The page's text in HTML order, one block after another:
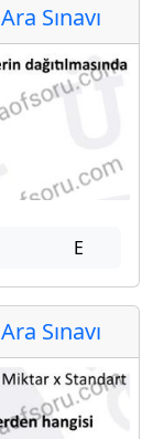
Sınavı
E
Sınavı